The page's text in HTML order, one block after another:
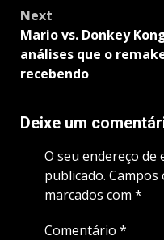
Next
Mario vs. Donkey
análises que o
recebendo
Deixe um
O seu endereço de
publicado.
marcados com *
Comentário *